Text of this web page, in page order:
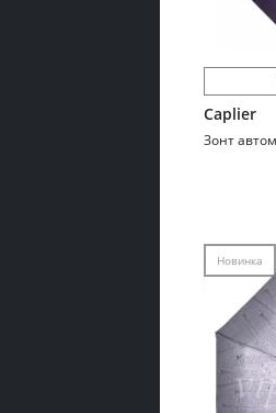
Caplier
Новинка